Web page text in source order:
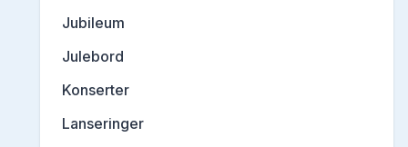
Jubileum
Julebord
Konserter
Lanseringer